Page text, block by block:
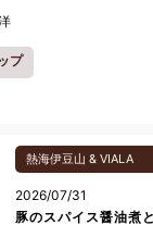
プ
熱海伊豆山 & VIALA
2026/07/31
豚のスパイス醤油煮